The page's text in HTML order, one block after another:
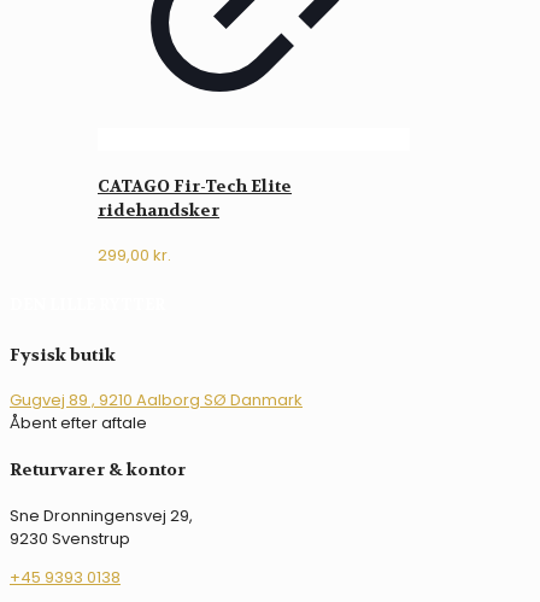
CATAGO Fir-Tech Elite
ridehandsker
299,00 kr.
Fysisk butik
Gugvej 89 , 9210 Aalborg SØ Danmark
Åbent efter aftale
Returvarer & kontor
Sne Dronningensvej 29,
9230 Svenstrup
+45 9393 0138